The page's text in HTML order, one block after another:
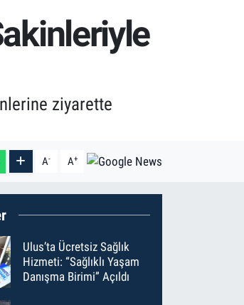
ziyarette
A- A+
Ulus’ta Ücretsiz Sağlık
Hizmeti: “Sağlıklı Yaşam
Danışma Birimi” Açıldı